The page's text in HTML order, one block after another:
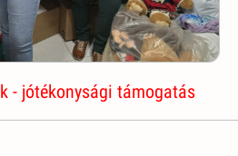
- jótékonysági támogatás